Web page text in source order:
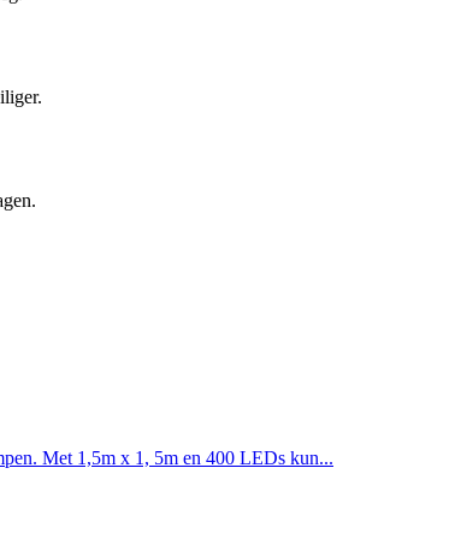
Met 1,5m x 1, 5m en 400 LEDs kun...